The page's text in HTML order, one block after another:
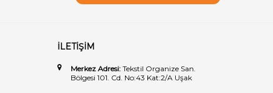
İLETİŞİM
Merkez Adresi: Tekstil Organize San.
Bölgesi 101. Cd. No:43 Kat:2/A Uşak